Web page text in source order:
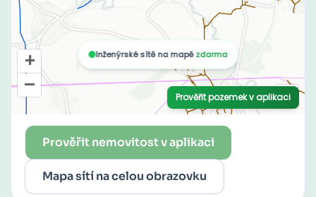
Prověřit nemovitost v aplikaci
Mapa sítí na celou obrazovku